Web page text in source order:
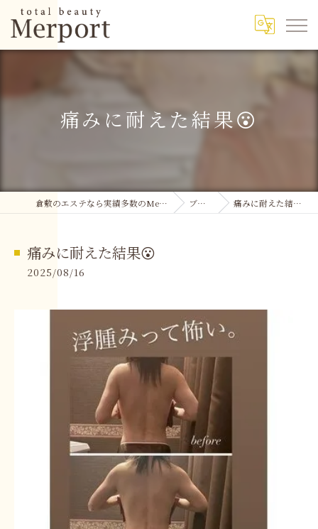
痛みに耐えた結果😮
倉敷のエステなら実績多数のMerport ブログ 痛みに耐えた結果😮
痛みに耐えた結果😮
2025/08/16